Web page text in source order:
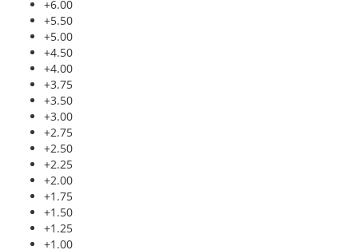
+6.00
+5.50
+5.00
+4.50
+4.00
+3.75
+3.50
+3.00
+2.75
+2.50
+2.25
+2.00
+1.75
+1.50
+1.25
+1.00